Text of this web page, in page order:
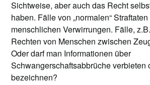
Sichtweise, aber auch das Recht
haben. Fälle von „normalen“
menschlichen Verwirrungen. Fälle,
Rechten von Menschen zwischen
Oder darf man Informationen über
Schwangerschaftsabbrüche verbieten
bezeichnen?